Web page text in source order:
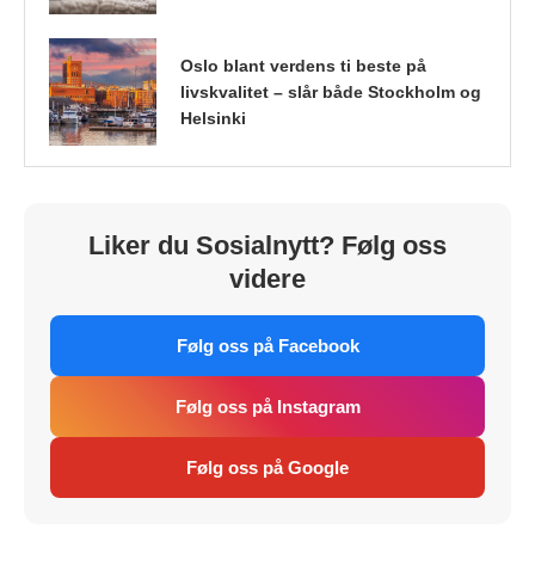
Oslo blant verdens ti beste på
livskvalitet – slår både Stockholm og
Helsinki
Liker du Sosialnytt? Følg oss
videre
Følg oss på Facebook
Følg oss på Instagram
Følg oss på Google